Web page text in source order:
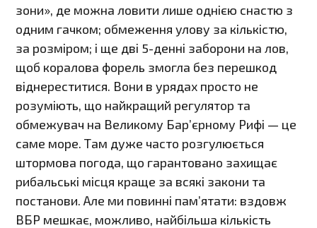
зони», де можна ловити лише однією снастю з
одним гачком; обмеження улову за кількістю,
за розміром; і ще дві 5-денні заборони на лов,
щоб коралова форель змогла без перешкод
віднереститися. Вони в урядах просто не
розуміють, що найкращий регулятор та
обмежувач на Великому Бар’єрному Рифі — це
саме море. Там дуже часто розгулюється
штормова погода, що гарантовано захищає
рибальські місця краще за всякі закони та
постанови. Але ми повинні пам’ятати: вздовж
ВБР мешкає, можливо, найбільша кількість